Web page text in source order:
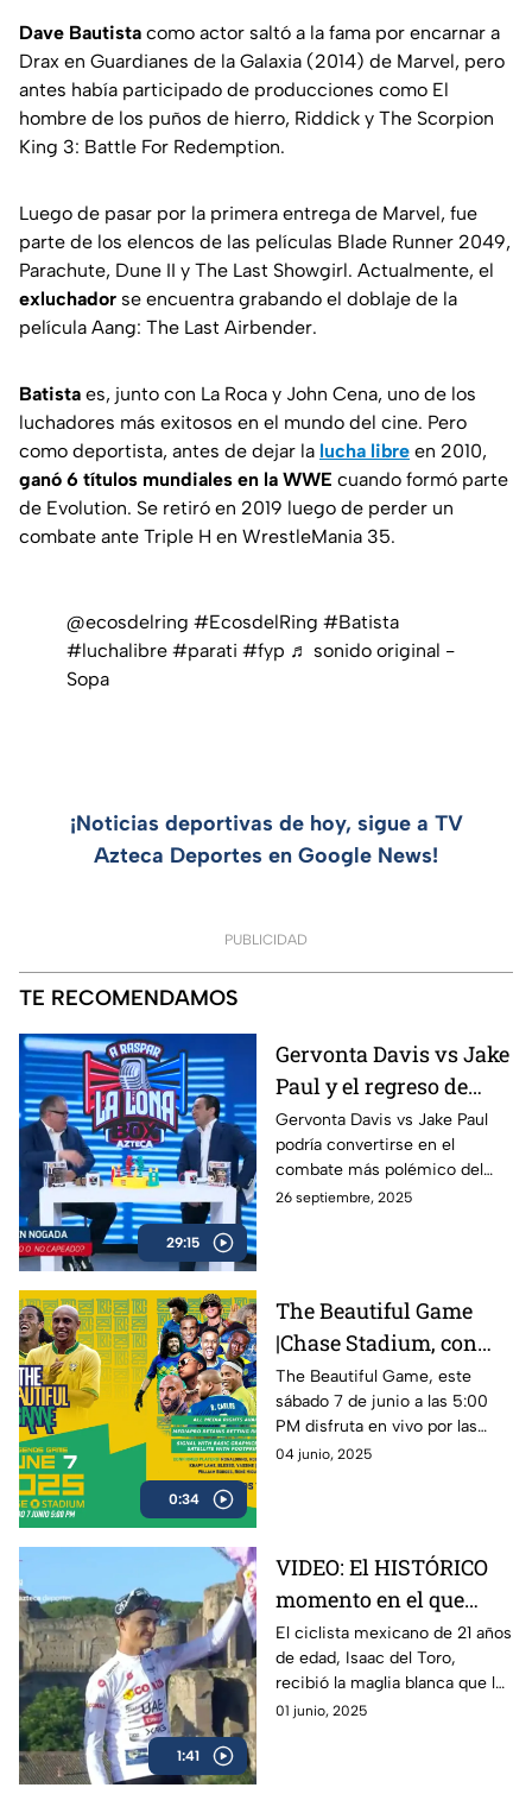
Dave Bautista como actor saltó a la fama por encarnar a
Drax en Guardianes de la Galaxia (2014) de Marvel, pero
antes había participado de producciones como El
hombre de los puños de hierro, Riddick y The Scorpion
King 3: Battle For Redemption.
Luego de pasar por la primera entrega de Marvel, fue
parte de los elencos de las películas Blade Runner 2049,
Parachute, Dune II y The Last Showgirl. Actualmente, el
exluchador se encuentra grabando el doblaje de la
película Aang: The Last Airbender.
Batista es, junto con La Roca y John Cena, uno de los
luchadores más exitosos en el mundo del cine. Pero
como deportista, antes de dejar la lucha libre en 2010,
ganó 6 títulos mundiales en la WWE cuando formó parte
de Evolution. Se retiró en 2019 luego de perder un
combate ante Triple H en WrestleMania 35.
@ecosdelring #EcosdelRing #Batista
#luchalibre #parati #fyp ♬ sonido original -
Sopa
¡Noticias deportivas de hoy, sigue a TV
Azteca Deportes en Google News!
PUBLICIDAD
TE RECOMENDAMOS
29:15
Gervonta Davis vs Jake
Paul y el regreso de
Ryan García | A Raspar
La Lona
Gervonta Davis vs Jake Paul
podría convertirse en el
combate más polémico del
año, mientras Ryan García
26 septiembre, 2025
0:34
The Beautiful Game
|Chase Stadium, con
Ronaldinho y Roberto
Carlos | 7 de junio a las
5:00 PM
The Beautiful Game, este
sábado 7 de junio a las 5:00
PM disfruta en vivo por las
plataformas de Azteca
04 junio, 2025
1:41
VIDEO: El HISTÓRICO
momento en el que
Isaac del Toro recibe la
Maglia Blanca en el
Giro de Italia 2025
El ciclista mexicano de 21 años
de edad, Isaac del Toro,
recibió la maglia blanca que lo
acredita como el mejor menor
01 junio, 2025